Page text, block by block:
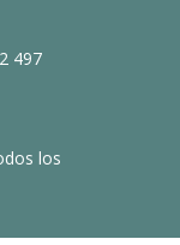
497
los